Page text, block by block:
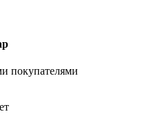
покупателями